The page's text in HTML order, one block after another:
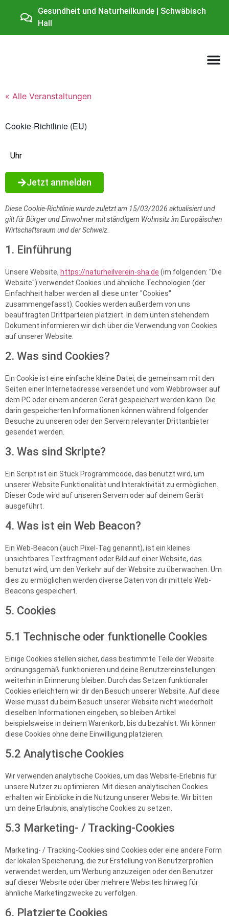
Gesundheit und Naturheilkunde | Schwäbisch
Hall
« Alle Veranstaltungen
Cookie-Richtlinie (EU)
Uhr
Jetzt anmelden
Diese Cookie-Richtlinie wurde zuletzt am 15/03/2026 aktualisiert und
gilt für Bürger und Einwohner mit ständigem Wohnsitz im Europäischen
Wirtschaftsraum und der Schweiz.
1. Einführung
Unsere Website, https://naturheilverein-sha.de (im folgenden: "Die
Website") verwendet Cookies und ähnliche Technologien (der
Einfachheit halber werden all diese unter "Cookies"
zusammengefasst). Cookies werden außerdem von uns
beauftragten Drittparteien platziert. In dem unten stehendem
Dokument informieren wir dich über die Verwendung von Cookies
auf unserer Website.
2. Was sind Cookies?
Ein Cookie ist eine einfache kleine Datei, die gemeinsam mit den
Seiten einer Internetadresse versendet und vom Webbrowser auf
dem PC oder einem anderen Gerät gespeichert werden kann. Die
darin gespeicherten Informationen können während folgender
Besuche zu unseren oder den Servern relevanter Drittanbieter
gesendet werden.
3. Was sind Skripte?
Ein Script ist ein Stück Programmcode, das benutzt wird, um
unserer Website Funktionalität und Interaktivität zu ermöglichen.
Dieser Code wird auf unseren Servern oder auf deinem Gerät
ausgeführt.
4. Was ist ein Web Beacon?
Ein Web-Beacon (auch Pixel-Tag genannt), ist ein kleines
unsichtbares Textfragment oder Bild auf einer Website, das
benutzt wird, um den Verkehr auf der Website zu überwachen. Um
dies zu ermöglichen werden diverse Daten von dir mittels Web-
Beacons gespeichert.
5. Cookies
5.1 Technische oder funktionelle Cookies
Einige Cookies stellen sicher, dass bestimmte Teile der Website
ordnungsgemäß funktionieren und deine Benutzereinstellungen
weiterhin in Erinnerung bleiben. Durch das Setzen funktionaler
Cookies erleichtern wir dir den Besuch unserer Website. Auf diese
Weise musst du beim Besuch unserer Website nicht wiederholt
dieselben Informationen eingeben, so bleiben Artikel
beispielsweise in deinem Warenkorb, bis du bezahlst. Wir können
diese Cookies ohne deine Einwilligung platzieren.
5.2 Analytische Cookies
Wir verwenden analytische Cookies, um das Website-Erlebnis für
unsere Nutzer zu optimieren. Mit diesen analytischen Cookies
erhalten wir Einblicke in die Nutzung unserer Website. Wir bitten
um deine Erlaubnis, analytische Cookies zu setzen.
5.3 Marketing- / Tracking-Cookies
Marketing- / Tracking-Cookies sind Cookies oder eine andere Form
der lokalen Speicherung, die zur Erstellung von Benutzerprofilen
verwendet werden, um Werbung anzuzeigen oder den Benutzer
auf dieser Website oder über mehrere Websites hinweg für
ähnliche Marketingzwecke zu verfolgen.
6. Platzierte Cookies